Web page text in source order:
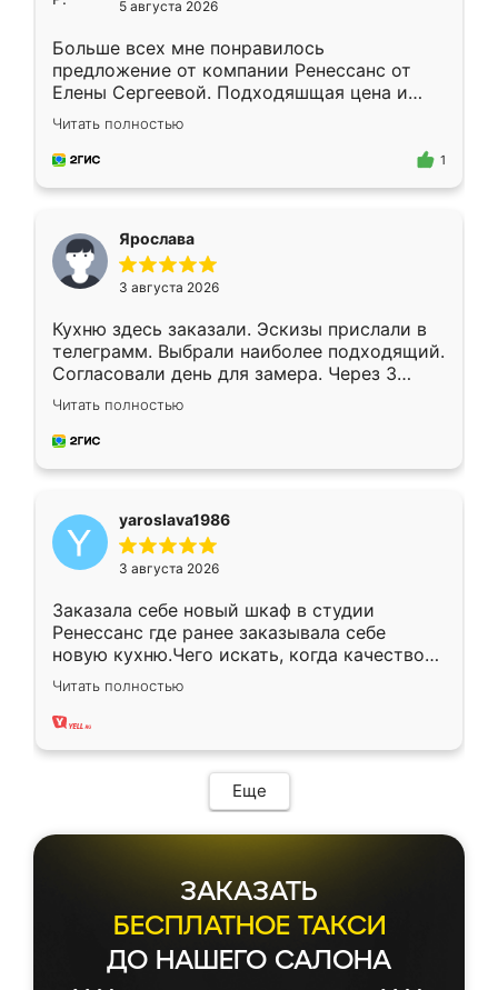
5 августа 2026
Больше всех мне понравилось
предложение от компании Ренессанс от
Елены Сергеевой. Подходяшщая цена и
короткие сроки изготовления. Приехавший
для замера сотрудник Владислав
предложил по моему эскизу самый
Читать полностью
1
Ярослава
3 августа 2026
Кухню здесь заказали. Эскизы прислали в
телеграмм. Выбрали наиболее подходящий.
Согласовали день для замера. Через 3
недели кухня была уже готова. Остались
довольны работой. Спасибо Ренессанс
мебель за качественную работу!
Читать полностью
yaroslava1986
3 августа 2026
Заказала себе новый шкаф в студии
Ренессанс где ранее заказывала себе
новую кухню.Чего искать, когда качеством
вполне довольна. Служит кухня уже почти
два года, нареканий нет.
Читать полностью
Еще
ЗАКАЗАТЬ
БЕСПЛАТНОЕ ТАКСИ
ДО НАШЕГО САЛОНА